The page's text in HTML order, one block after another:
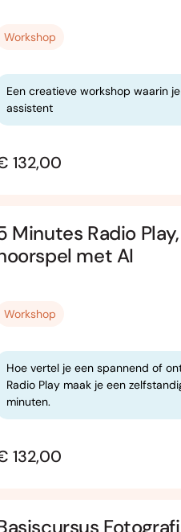
Workshop
Een creatieve workshop waarin
assistent
132,00
Minutes Radio
met AI
Workshop
Hoe vertel je een spannend of
Radio Play maak je een
minuten.
132,00